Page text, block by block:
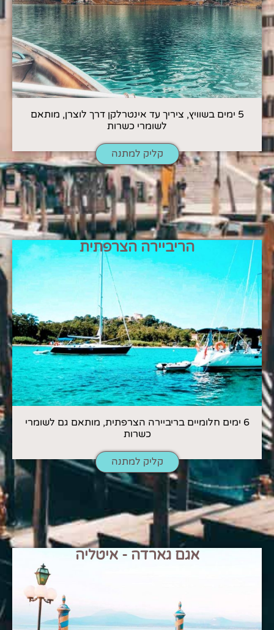
5 ימים בשוויץ, ציריך עד אינטרלקן דרך לוצרן, מותאם
לשומרי כשרות
קליק למתנה
הריביירה הצרפתית
6 ימים חלומיים בריביירה הצרפתית, מותאם גם לשומרי
כשרות
קליק למתנה
אגם גארדה - איטליה